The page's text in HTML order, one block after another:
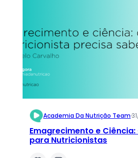
Academia Da Nutrição Team·
Emagrecimento e Ciência:
para Nutricionistas